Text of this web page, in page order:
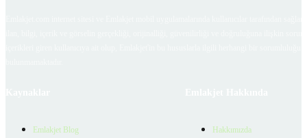
Emlakjet Blog Hakkımızda